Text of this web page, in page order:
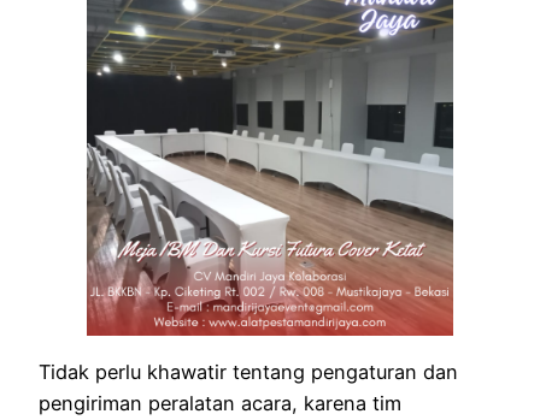
Tidak perlu khawatir tentang pengaturan dan
pengiriman peralatan acara, karena tim